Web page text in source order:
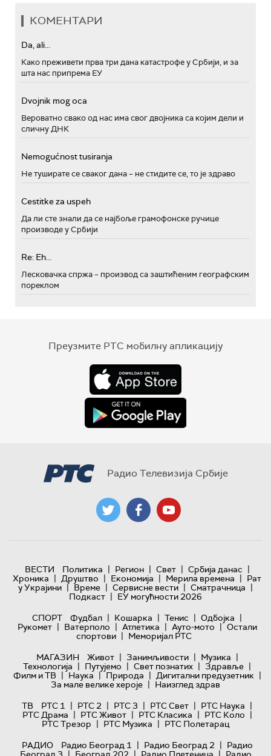
КОМЕНТАРИ
Da, ali...
Како преживети прва три дана катастрофе у Србији, и за
шта нас припрема ЕУ
Dvojnik mog oca
Вероватно свако од нас има свог двојника са којим дели и
сличну ДНК
Nemogućnost tusiranja
Не туширате се сваког дана – не стидите се, то је здраво
Cestitke za uspeh
Да ли сте знали да се најбоље грамофонске ручице
производе у Србији
Re: Eh...
Лесковачка спржа – производ са заштићеним географским
пореклом
Преузмите РТС мобилну апликацију
Радио Телевизија Србије
ВЕСТИ Политика | Регион | Свет | Србија данас |
Хроника | Друштво | Економија | Мерила времена | Рат
у Украјини | Време | Сервисне вести | Сматрачница |
Подкаст | ЕУ могућности 2026
СПОРТ
Фудбал | Кошарка | Тенис | Одбојка |
Рукомет | Ватерполо | Атлетика | Ауто-мото | Остали
спортови | Меморијал РТС
МАГАЗИН
Живот | Занимљивости | Музика |
Технологијa | Путујемо | Свет познатих | Здравље |
Филм и ТВ | Наука | Природа | Дигитални предузетник |
За мале велике хероје | Наизглед здрав
ТВ
РТС 1 | РТС 2 | РТС 3 | РТС Свет | РТС Наука |
РТС Драма | РТС Живот | РТС Класика | РТС Коло |
РТС Трезор | РТС Музика | РТС Полетарац
РАДИО
Радио Београд 1 | Радио Београд 2 | Радио